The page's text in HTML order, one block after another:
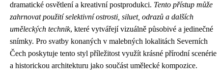
dramatické osvětlení a kreativní postprodukci. Tento přístup může
zahrnovat použití selektivní ostrosti, siluet, odrazů a dalších
uměleckých technik, které vytvářejí vizuálně působivé a jedinečné
snímky. Pro svatby konaných v malebných lokalitách Severních
Čech poskytuje tento styl příležitost využít krásné přírodní scenérie
a historickou architekturu jako součást umělecké kompozice.